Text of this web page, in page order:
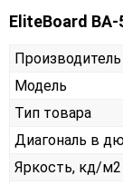
EliteBoard BA-
Производитель
Модель
Тип товара
Диагональ в
Яркость, кд/м2